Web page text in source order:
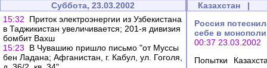
Суббота, 23.03.2002
15:32
Приток электроэнергии из Узбекистана
в Таджикистан увеличивается; 201-я дивизия
бомбит Вахш
15:23
В Чувашию пришло письмо "от Муссы
бен Ладана; Афганистан, г. Кабул, ул. Гоголя,
Казахстан |
Россия
себе в
00:37 23.03.2002
Попытки